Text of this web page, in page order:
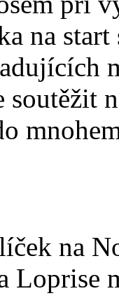
na
soutěžit
na
Loprise